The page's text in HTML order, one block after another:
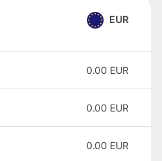
EUR
0.00 EUR
0.00 EUR
0.00 EUR